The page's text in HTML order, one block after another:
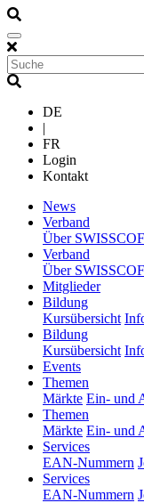
DE
|
FR
Login
Kontakt
News(current)
Verband
Über
Verband
Über
Mitglieder(current)
Bildung(current)
Kursübersicht
Bildung(current)
Kursübersicht
Events(current)
Themen
Märkte Ein- und
Themen
Märkte Ein- und
Services(current)
EAN-Nummern
Services(current)
EAN-Nummern